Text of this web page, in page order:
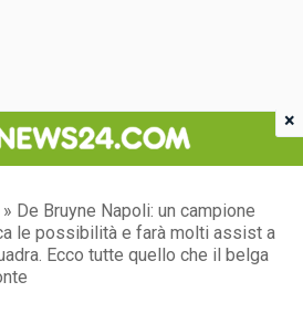
» De Bruyne Napoli: un campione
le possibilità e farà molti assist a
Ecco tutte quello che il belga
×